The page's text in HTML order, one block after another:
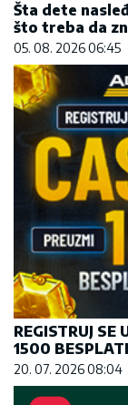
Šta dete
što treba da
05. 08. 2026 06:45
REGISTRUJ
1500
20. 07. 2026 08:04